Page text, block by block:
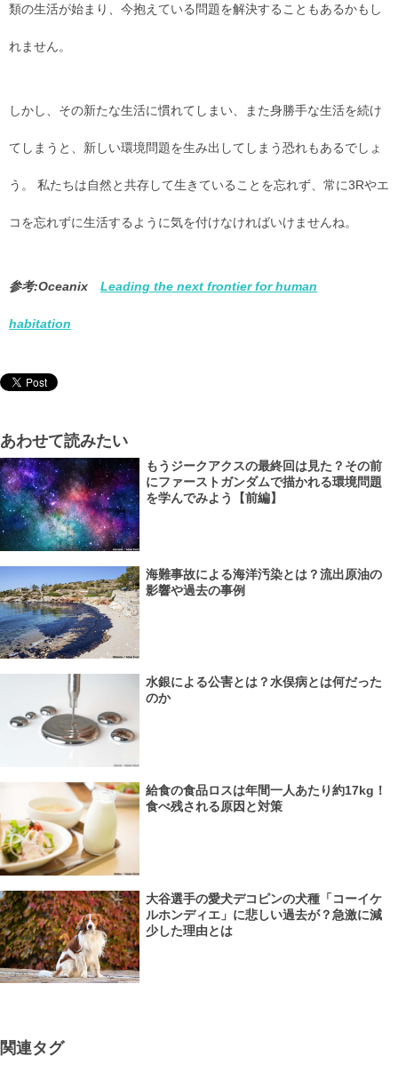
類の生活が始まり、今抱えている問題を解決することもあるかもし
れません。
しかし、その新たな生活に慣れてしまい、また身勝手な生活を続け
てしまうと、新しい環境問題を生み出してしまう恐れもあるでしょ
う。 私たちは自然と共存して生きていることを忘れず、常に3Rやエ
コを忘れずに生活するように気を付けなければいけませんね。
参考:Oceanix Leading the next frontier for human
habitation
あわせて読みたい
もうジークアクスの最終回は見た？その前
にファーストガンダムで描かれる環境問題
を学んでみよう【前編】
海難事故による海洋汚染とは？流出原油の
影響や過去の事例
水銀による公害とは？水俣病とは何だった
のか
給食の食品ロスは年間一人あたり約17kg！
食べ残される原因と対策
大谷選手の愛犬デコピンの犬種「コーイケ
ルホンディエ」に悲しい過去が？急激に減
少した理由とは
関連タグ